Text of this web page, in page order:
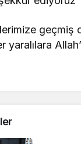
geçmiş
yaralılara